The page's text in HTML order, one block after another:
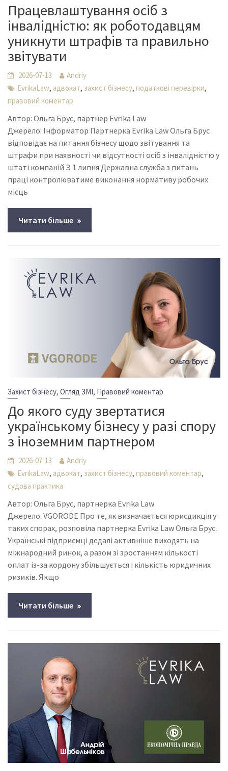
Працевлаштування осіб з
інвалідністю: як роботодавцям
уникнути штрафів та правильно
звітувати
2026-07-13
Andriy
EvrikaLaw, адвокат, захист бізнесу,податкові перевірки,
правовий коментар
Автор: Ольга Брус, партнер Evrika Law
Джерело: Інформатор Партнерка Evrika Law Ольга Брус
відповідає на питання бізнесу щодо звітування та
штрафи при наявності чи відсутності осіб з інвалідністю у
штаті компаній З 1 липня Державна служба з питань
праці контролюватиме виконання нормативу робочих
місць
Читати більше
Захист бізнесу,Огляд ЗМІ, Правовий коментар
До якого суду звертатися
українському бізнесу у разі спору
з іноземним партнером
2026-07-13
Andriy
EvrikaLaw, адвокат, захист бізнесу,правовий коментар,
судова практика
Автор: Ольга Брус, партнерка Evrika Law
Джерело: VGORODE Про те, як визначається юрисдикція у
таких спорах, розповіла партнерка Evrika Law Ольга Брус.
Українські підприємці дедалі активніше виходять на
міжнародний ринок, а разом зі зростанням кількості
оплат із-за кордону збільшується і кількість юридичних
ризиків. Якщо
Читати більше